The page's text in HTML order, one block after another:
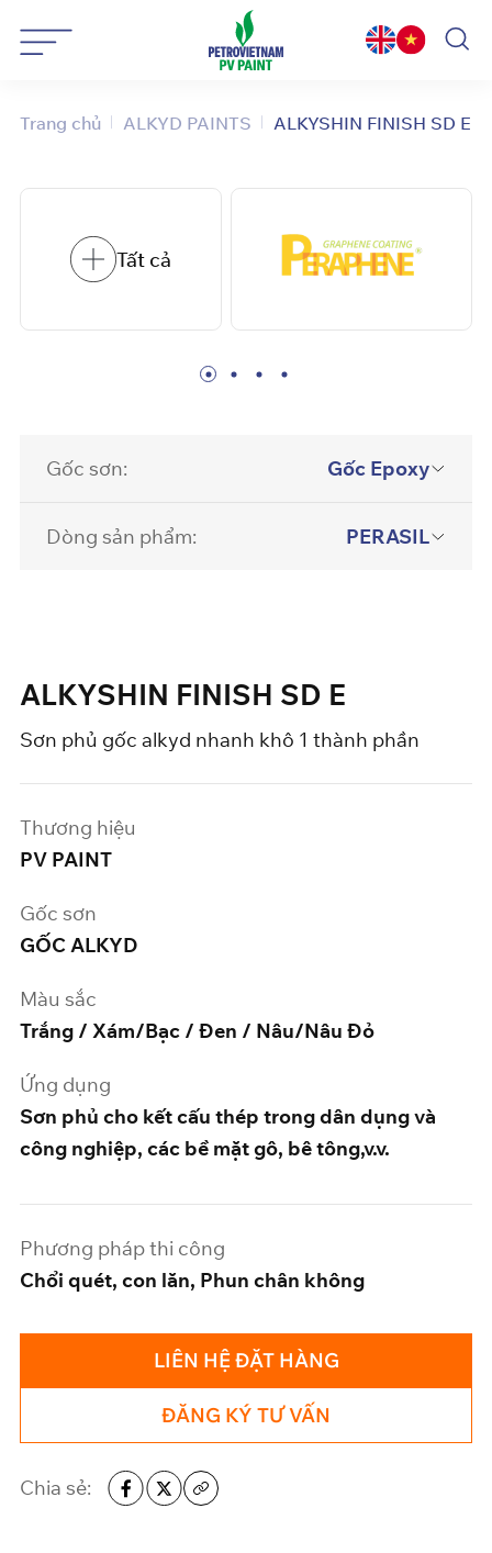
qua
dung
Trang chủ ALKYD PAINTS ALKYSHIN FINISH SD E
Tất cả
Gốc sơn: Gốc Epoxy
Dòng sản phẩm: PERASIL
ALKYSHIN FINISH SD E
Sơn phủ gốc alkyd nhanh khô 1 thành phần
Thương hiệu
PV PAINT
Gốc sơn
GỐC ALKYD
Màu sắc
Trắng / Xám/Bạc / Đen / Nâu/Nâu Đỏ
Ứng dụng
Sơn phủ cho kết cấu thép trong dân dụng và
công nghiệp, các bề mặt gô, bê tông,v.v.
Phương pháp thi công
Chổi quét, con lăn, Phun chân không
LIÊN HỆ ĐẶT HÀNG
ĐĂNG KÝ TƯ VẤN
Chia sẻ: